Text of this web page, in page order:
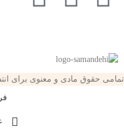
تمامی حقوق مادی و معنوی برای